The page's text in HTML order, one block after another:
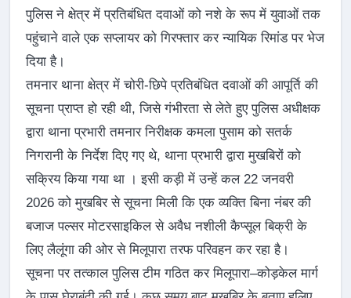
पुलिस ने क्षेत्र में प्रतिबंधित दवाओं को नशे के रूप में युवाओं तक
पहुंचाने वाले एक सप्लायर को गिरफ्तार कर न्यायिक रिमांड पर भेज
दिया है।
तमनार थाना क्षेत्र में चोरी-छिपे प्रतिबंधित दवाओं की आपूर्ति की
सूचना प्राप्त हो रही थी, जिसे गंभीरता से लेते हुए पुलिस अधीक्षक
द्वारा थाना प्रभारी तमनार निरीक्षक कमला पुसाम को सतर्क
निगरानी के निर्देश दिए गए थे, थाना प्रभारी द्वारा मुखबिरों को
सक्रिय किया गया था । इसी कड़ी में उन्हें कल 22 जनवरी
2026 को मुखबिर से सूचना मिली कि एक व्यक्ति बिना नंबर की
बजाज पल्सर मोटरसाइकिल से अवैध नशीली कैप्सूल बिक्री के
लिए लैलूंगा की ओर से मिलूपारा तरफ परिवहन कर रहा है।
सूचना पर तत्काल पुलिस टीम गठित कर मिलूपारा–कोड़केल मार्ग